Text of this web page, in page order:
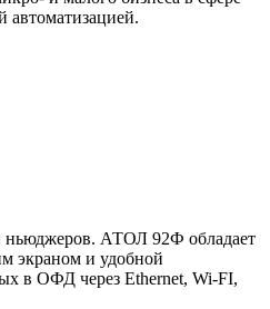
автоматизацией.
ньюджеров. АТОЛ 92Ф обладает
экраном и удобной
в ОФД через Ethernet, Wi-FI,